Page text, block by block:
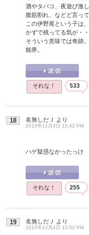
酒やタバコ、夜遊び激
腹筋割れ、などど言っ
この伊野尾という子は
かずで残ってる気が・・
そういう意味では奇跡
能界。
それな！ 533
18 名無しだＪ より
2015年12月3日 12:42 PM
ハゲ疑惑なかったっけ
それな！ 255
19 名無しだＪ より
2015年12月4日 12:50 PM